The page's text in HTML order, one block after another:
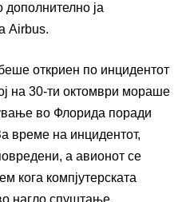
дополнително ја
Airbus.
откриен по инцидентот
на 30-ти октомври мораше
во Флорида поради
време на инцидентот,
а авионот се
кога компјутерската